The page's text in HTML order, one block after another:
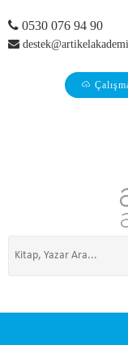
0530 076 94 90